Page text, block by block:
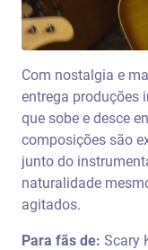
Com nostalgia e
entrega produções
que sobe e desce
composições são
junto do
naturalidade
agitados.
Para fãs de: Scary